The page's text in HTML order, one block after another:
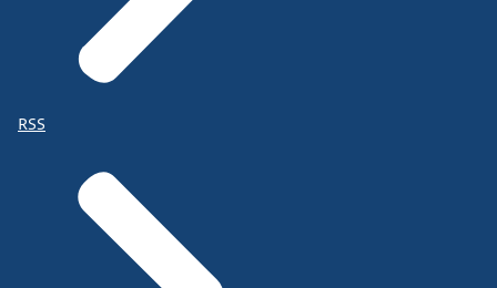
Over welke mijnbouwschade gaat het?
Bodemtrillingen, Bodemdaling en Bodemstijging als
RSS